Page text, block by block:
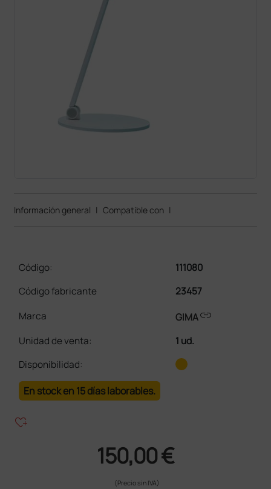
Información general | Compatible con |
Código:
111080
Código fabricante
23457
Marca
GIMAlink
Unidad de venta:
1 ud.
Disponibilidad:
En stock en 15 días laborables.
heart_plus
150,00 €
(Precio sin IVA)